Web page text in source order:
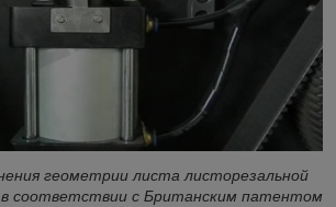
геометрии листа листорезальной
соответствии с Британским патентом